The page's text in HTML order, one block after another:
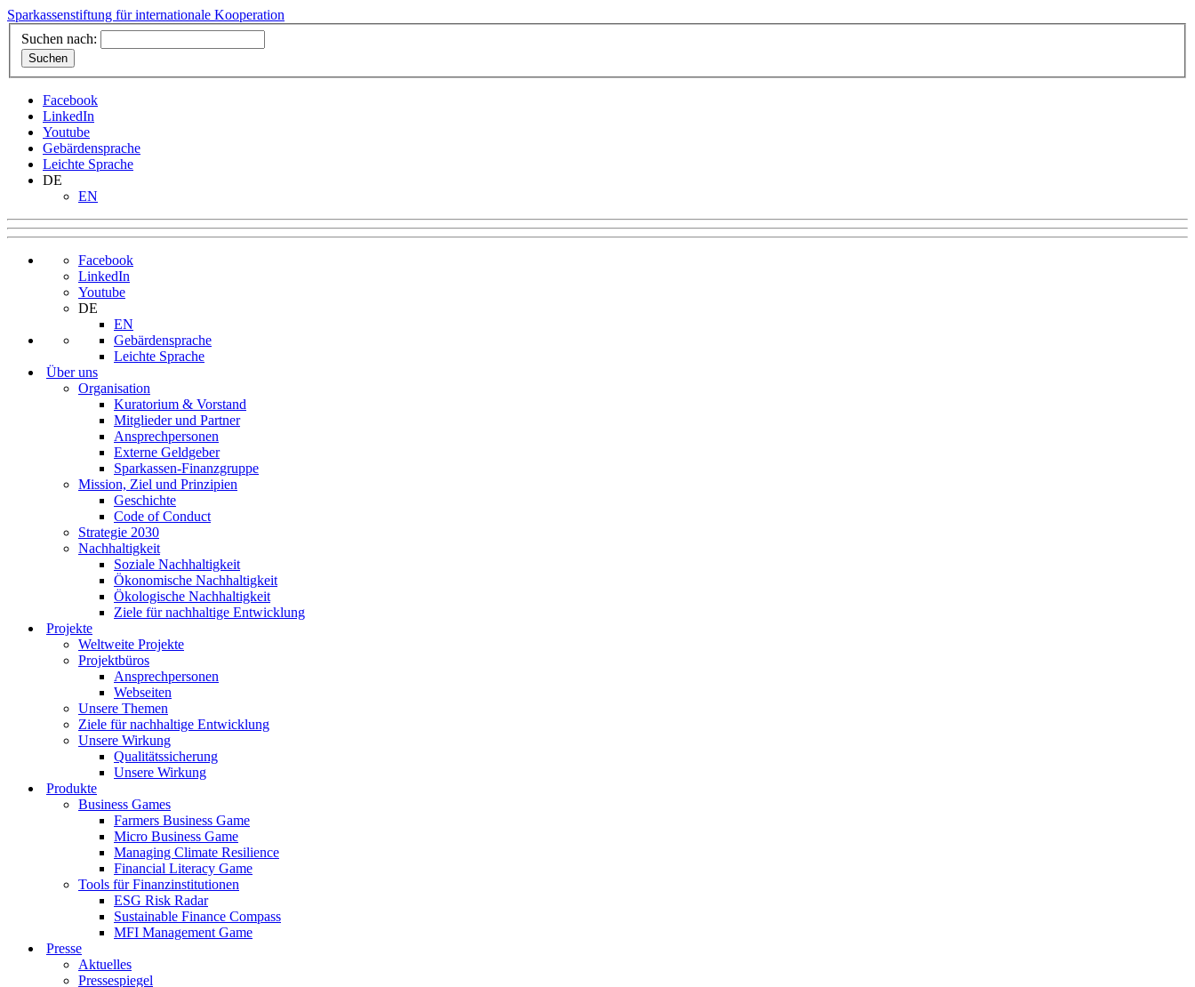
Sparkassenstiftung für internationale Kooperation
Suchen nach:
Facebook
LinkedIn
Youtube
Gebärdensprache
Leichte Sprache
DE
EN
Facebook
LinkedIn
Youtube
DE
EN
Gebärdensprache
Leichte Sprache
Über uns
Organisation
Kuratorium & Vorstand
Mitglieder und Partner
Ansprechpersonen
Externe Geldgeber
Sparkassen-Finanzgruppe
Mission, Ziel und Prinzipien
Geschichte
Code of Conduct
Strategie 2030
Nachhaltigkeit
Soziale Nachhaltigkeit
Ökonomische Nachhaltigkeit
Ökologische Nachhaltigkeit
Ziele für nachhaltige Entwicklung
Projekte
Weltweite Projekte
Projektbüros
Ansprechpersonen
Webseiten
Unsere Themen
Ziele für nachhaltige Entwicklung
Unsere Wirkung
Qualitätssicherung
Unsere Wirkung
Produkte
Business Games
Farmers Business Game
Micro Business Game
Managing Climate Resilience
Financial Literacy Game
Tools für Finanzinstitutionen
ESG Risk Radar
Sustainable Finance Compass
MFI Management Game
Presse
Aktuelles
Pressespiegel